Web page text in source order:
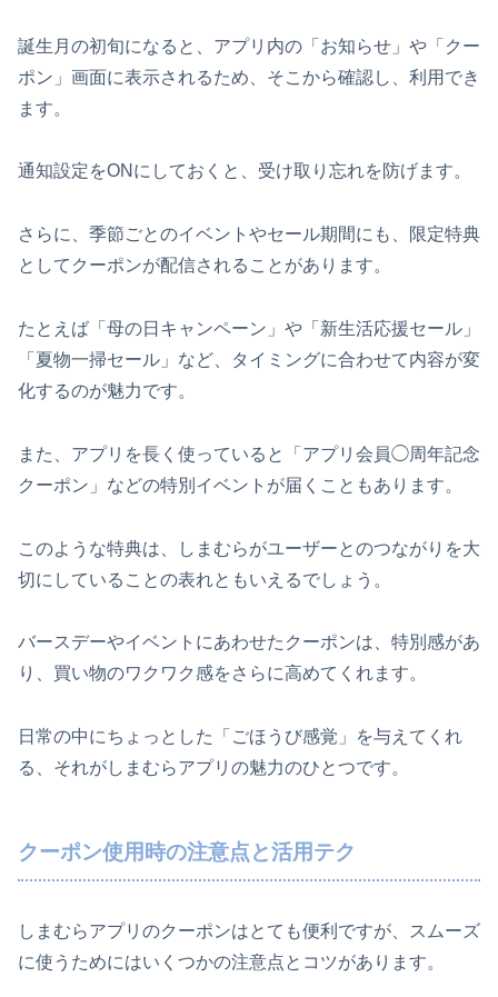
誕生月の初旬になると、アプリ内の「お知らせ」や「クー
ポン」画面に表示されるため、そこから確認し、利用でき
ます。
通知設定をONにしておくと、受け取り忘れを防げます。
さらに、季節ごとのイベントやセール期間にも、限定特典
としてクーポンが配信されることがあります。
たとえば「母の日キャンペーン」や「新生活応援セール」
「夏物一掃セール」など、タイミングに合わせて内容が変
化するのが魅力です。
また、アプリを長く使っていると「アプリ会員◯周年記念
クーポン」などの特別イベントが届くこともあります。
このような特典は、しまむらがユーザーとのつながりを大
切にしていることの表れともいえるでしょう。
バースデーやイベントにあわせたクーポンは、特別感があ
り、買い物のワクワク感をさらに高めてくれます。
日常の中にちょっとした「ごほうび感覚」を与えてくれ
る、それがしまむらアプリの魅力のひとつです。
クーポン使用時の注意点と活用テク
しまむらアプリのクーポンはとても便利ですが、スムーズ
に使うためにはいくつかの注意点とコツがあります。